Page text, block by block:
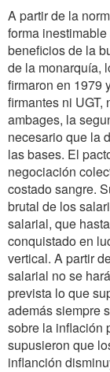
A partir de la
forma
beneficios de la
de la monarquía,
firmaron en 1979
firmantes ni UGT,
ambages, la
necesario que la
las bases. El
negociación
costado sangre.
brutal de los
salarial, que
conquistado en
vertical. A partir
salarial no se
prevista lo que
además siempre
sobre la inflación
supusieron que
inflanción